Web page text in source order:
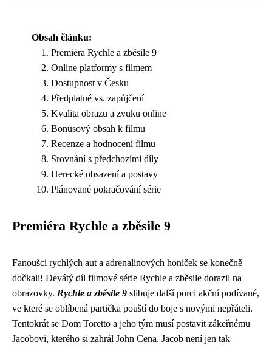
Obsah článku:
Premiéra Rychle a zběsile 9
Online platformy s filmem
Dostupnost v Česku
Předplatné vs. zapůjčení
Kvalita obrazu a zvuku online
Bonusový obsah k filmu
Recenze a hodnocení filmu
Srovnání s předchozími díly
Herecké obsazení a postavy
Plánované pokračování série
Premiéra Rychle a zběsile 9
Fanoušci rychlých aut a adrenalinových honiček se konečně
dočkali! Devátý díl filmové série Rychle a zběsile dorazil na
obrazovky. Rychle a zběsile 9 slibuje další porci akční podívané,
ve které se oblíbená partička pouští do boje s novými nepřáteli.
Tentokrát se Dom Toretto a jeho tým musí postavit zákeřnému
Jacobovi, kterého si zahrál John Cena. Jacob není jen tak